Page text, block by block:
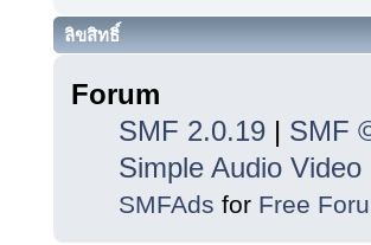
ลิขสิทธิ์
Forum
SMF 2.0.19| SMF
Simple Audio
SMFAds for Free